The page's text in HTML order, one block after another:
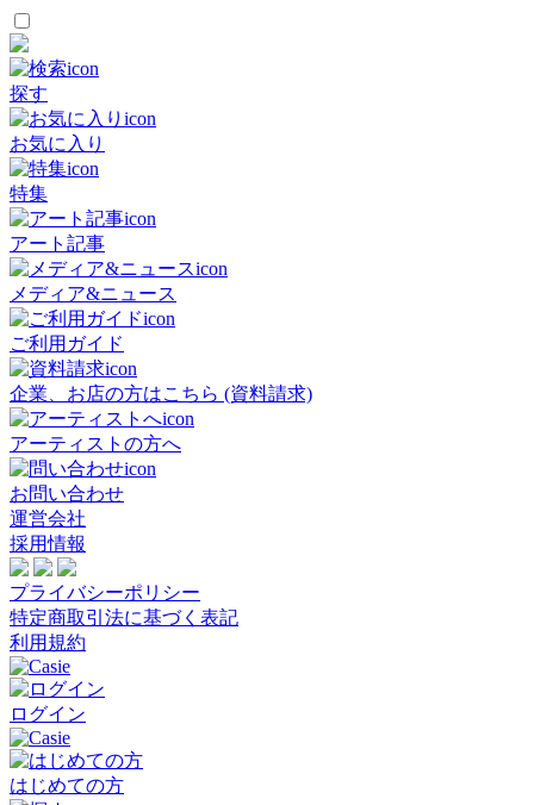
探す
お気に入り
特集
アート記事
メディア&ニュース
ご利用ガイド
企業、お店の方はこちら (資料請求)
アーティストの方へ
お問い合わせ
運営会社
採用情報
プライバシーポリシー
特定商取引法に基づく表記
利用規約
ログイン
はじめての方